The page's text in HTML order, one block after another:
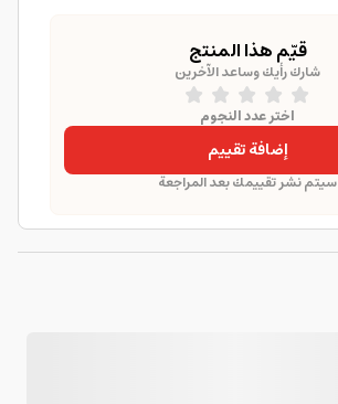
قيّم هذا المنتج
شارك رأيك وساعد الآخرين
اختر عدد النجوم
إضافة تقييم
سيتم نشر تقييمك بعد المراجعة